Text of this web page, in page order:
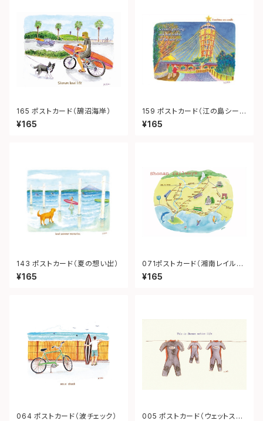
165 ポストカード（鵠沼海岸）
¥165
159 ポストカード（江の島シーキ
ャンドル）
¥165
143 ポストカード（夏の想い出）
¥165
071ポストカード（湘南レイルウ
ェイ）
¥165
064 ポストカード（波チェック）
005 ポストカード（ウェットスー